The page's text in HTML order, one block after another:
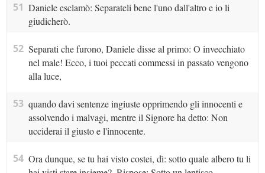
51 Daniele esclamò: Separateli bene l'uno dall'altro e io li
giudicherò.
52 Separati che furono, Daniele disse al primo: O invecchiato
nel male! Ecco, i tuoi peccati commessi in passato vengono
alla luce,
53 quando davi sentenze ingiuste opprimendo gli innocenti e
assolvendo i malvagi, mentre il Signore ha detto: Non
ucciderai il giusto e l'innocente.
54 Ora dunque, se tu hai visto costei, dì: sotto quale albero tu li